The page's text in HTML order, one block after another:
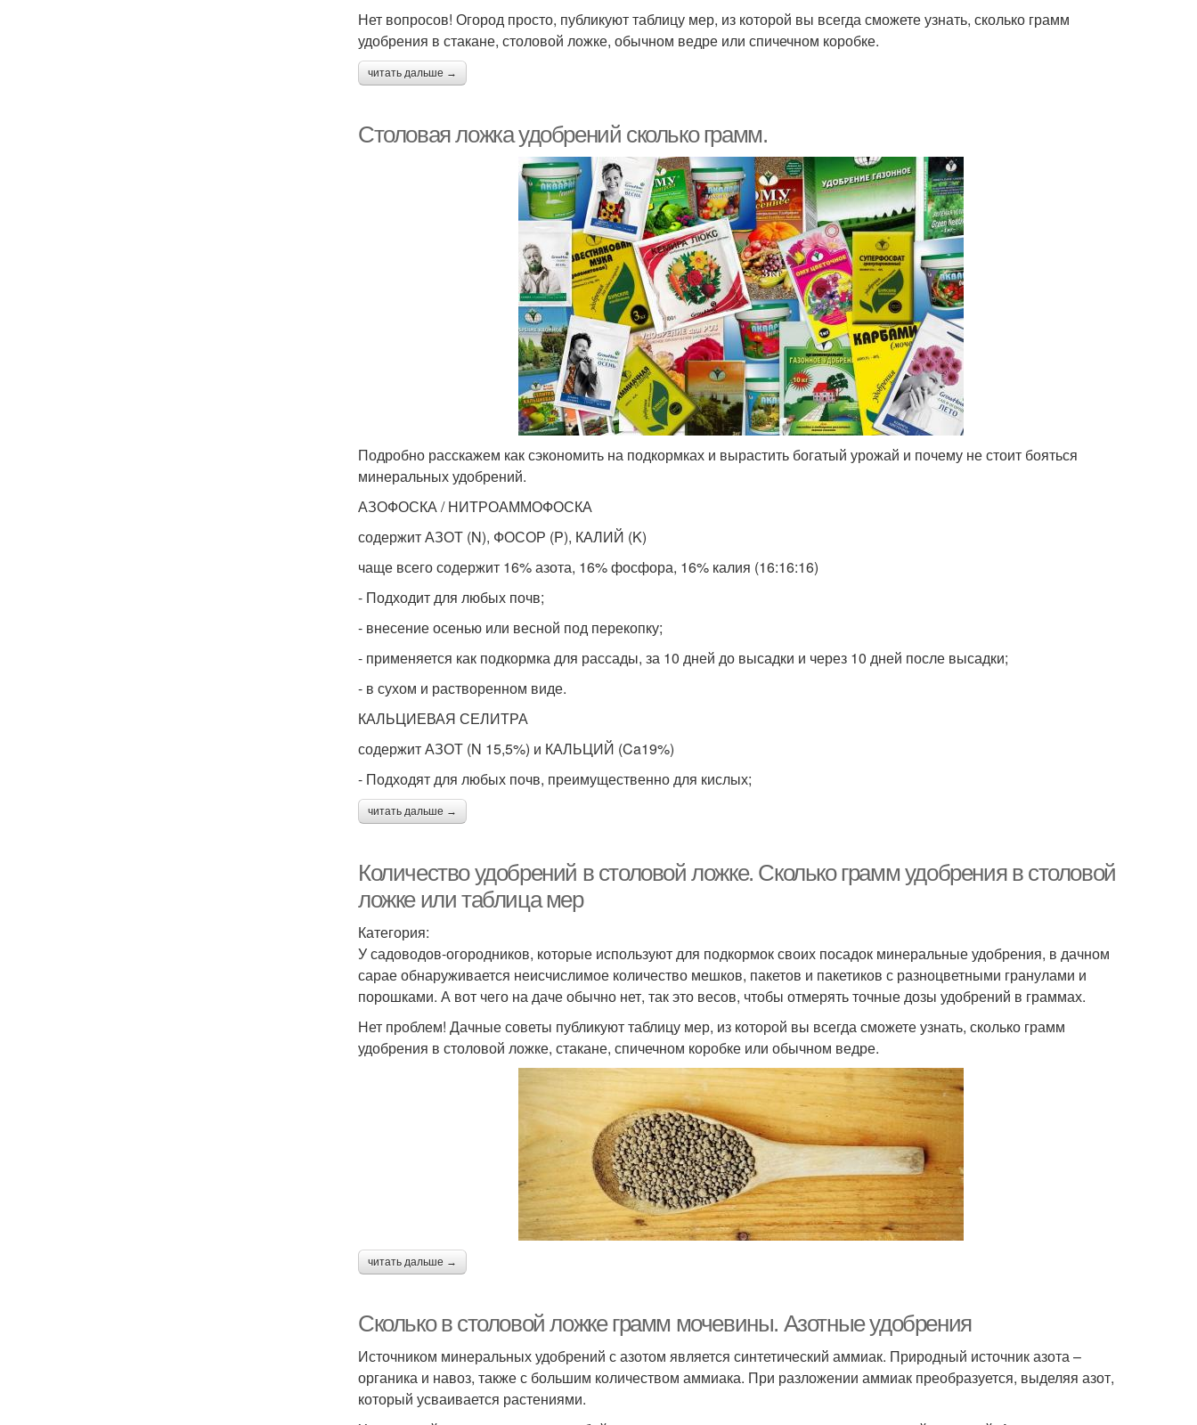
Нет вопросов! Огород просто, публикуют таблицу мер, из которой вы всегда сможете узнать, сколько грамм
удобрения в стакане, столовой ложке, обычном ведре или спичечном коробке.
читать дальше →
Столовая ложка удобрений сколько грамм.
Подробно расскажем как сэкономить на подкормках и вырастить богатый урожай и почему не стоит бояться
минеральных удобрений.
АЗОФОСКА / НИТРОАММОФОСКА
содержит АЗОТ (N), ФОСОР (P), КАЛИЙ (K)
чаще всего содержит 16% азота, 16% фосфора, 16% калия (16:16:16)
- Подходит для любых почв;
- внесение осенью или весной под перекопку;
- применяется как подкормка для рассады, за 10 дней до высадки и через 10 дней после высадки;
- в сухом и растворенном виде.
КАЛЬЦИЕВАЯ СЕЛИТРА
содержит АЗОТ (N 15,5%) и КАЛЬЦИЙ (Ca19%)
- Подходят для любых почв, преимущественно для кислых;
читать дальше →
Количество удобрений в столовой ложке. Сколько грамм удобрения в столовой
ложке или таблица мер
Категория:
У садоводов-огородников, которые используют для подкормок своих посадок минеральные удобрения, в дачном
сарае обнаруживается неисчислимое количество мешков, пакетов и пакетиков с разноцветными гранулами и
порошками. А вот чего на даче обычно нет, так это весов, чтобы отмерять точные дозы удобрений в граммах.
Нет проблем! Дачные советы публикуют таблицу мер, из которой вы всегда сможете узнать, сколько грамм
удобрения в столовой ложке, стакане, спичечном коробке или обычном ведре.
читать дальше →
Сколько в столовой ложке грамм мочевины. Азотные удобрения
Источником минеральных удобрений с азотом является синтетический аммиак. Природный источник азота –
органика и навоз, также с большим количеством аммиака. При разложении аммиак преобразуется, выделяя азот,
который усваивается растениями.